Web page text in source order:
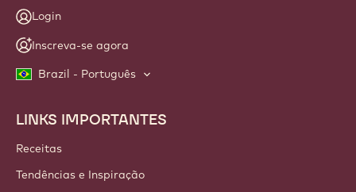
Login
Inscreva-se agora
Brazil - Português
Footer
Callebaut
LINKS IMPORTANTES
Receitas
Tendências e Inspiração